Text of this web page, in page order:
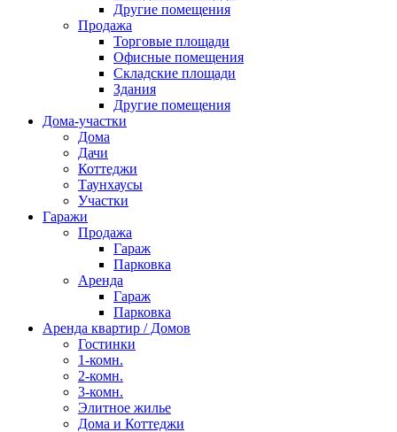
Другие помещения
Продажа
Торговые площади
Офисные помещения
Складские площади
Здания
Другие помещения
Дома-участки
Дома
Дачи
Коттеджи
Таунхаусы
Участки
Гаражи
Продажа
Гараж
Парковка
Аренда
Гараж
Парковка
Аренда квартир / Домов
Гостинки
1-комн.
2-комн.
3-комн.
Элитное жилье
Дома и Коттеджи